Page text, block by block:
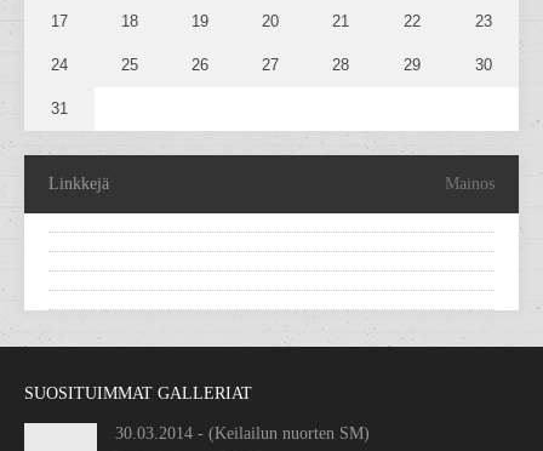
17 18 19 20 21 22 23
24 25 26 27 28 29 30
31
Linkkejä Mainos
SUOSITUIMMAT GALLERIAT
30.03.2014 - (Keilailun nuorten SM)